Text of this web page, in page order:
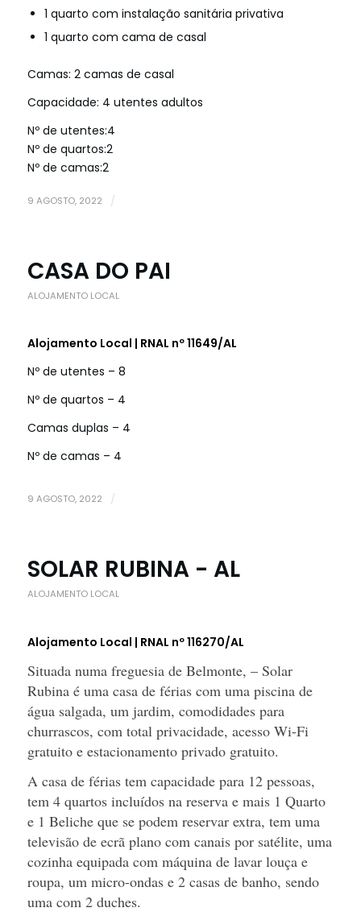
1 quarto com instalação sanitária privativa
1 quarto com cama de casal
Camas: 2 camas de casal
Capacidade: 4 utentes adultos
Nº de utentes:4
Nº de quartos:2
Nº de camas:2
9 AGOSTO, 2022 /
CASA DO PAI
ALOJAMENTO LOCAL
Alojamento Local | RNAL nº 11649/AL
Nº de utentes – 8
Nº de quartos – 4
Camas duplas – 4
Nº de camas – 4
9 AGOSTO, 2022 /
SOLAR RUBINA - AL
ALOJAMENTO LOCAL
Alojamento Local | RNAL nº 116270/AL
Situada numa freguesia de Belmonte, – Solar
Rubina é uma casa de férias com uma piscina de
água salgada, um jardim, comodidades para
churrascos, com total privacidade, acesso Wi-Fi
gratuito e estacionamento privado gratuito.
A casa de férias tem capacidade para 12 pessoas,
tem 4 quartos incluídos na reserva e mais 1 Quarto
e 1 Beliche que se podem reservar extra, tem uma
televisão de ecrã plano com canais por satélite, uma
cozinha equipada com máquina de lavar louça e
roupa, um micro-ondas e 2 casas de banho, sendo
uma com 2 duches.